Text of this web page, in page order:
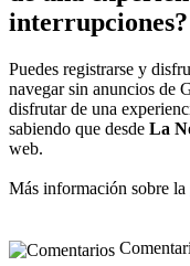
interrupciones?
Puedes registrarse y
navegar sin anuncios de
disfrutar de una
sabiendo que desde La
web.
Más información sobre la